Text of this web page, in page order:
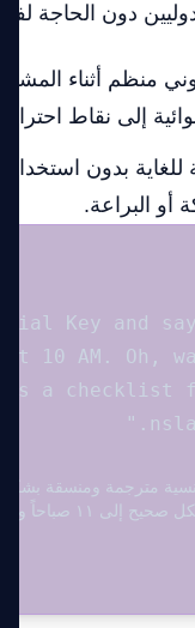
منظم أثناء
إلى نقاط
بدون
أو البراعة.
Key and
at 10 AM. Oh,
a checklist
مترجمة ومنسقة
الدردشة الخاص بك، مع تعديل